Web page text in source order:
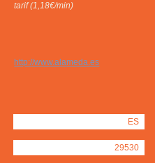
tarif (1,18€/min)
http://www.alameda.es
ES
29530